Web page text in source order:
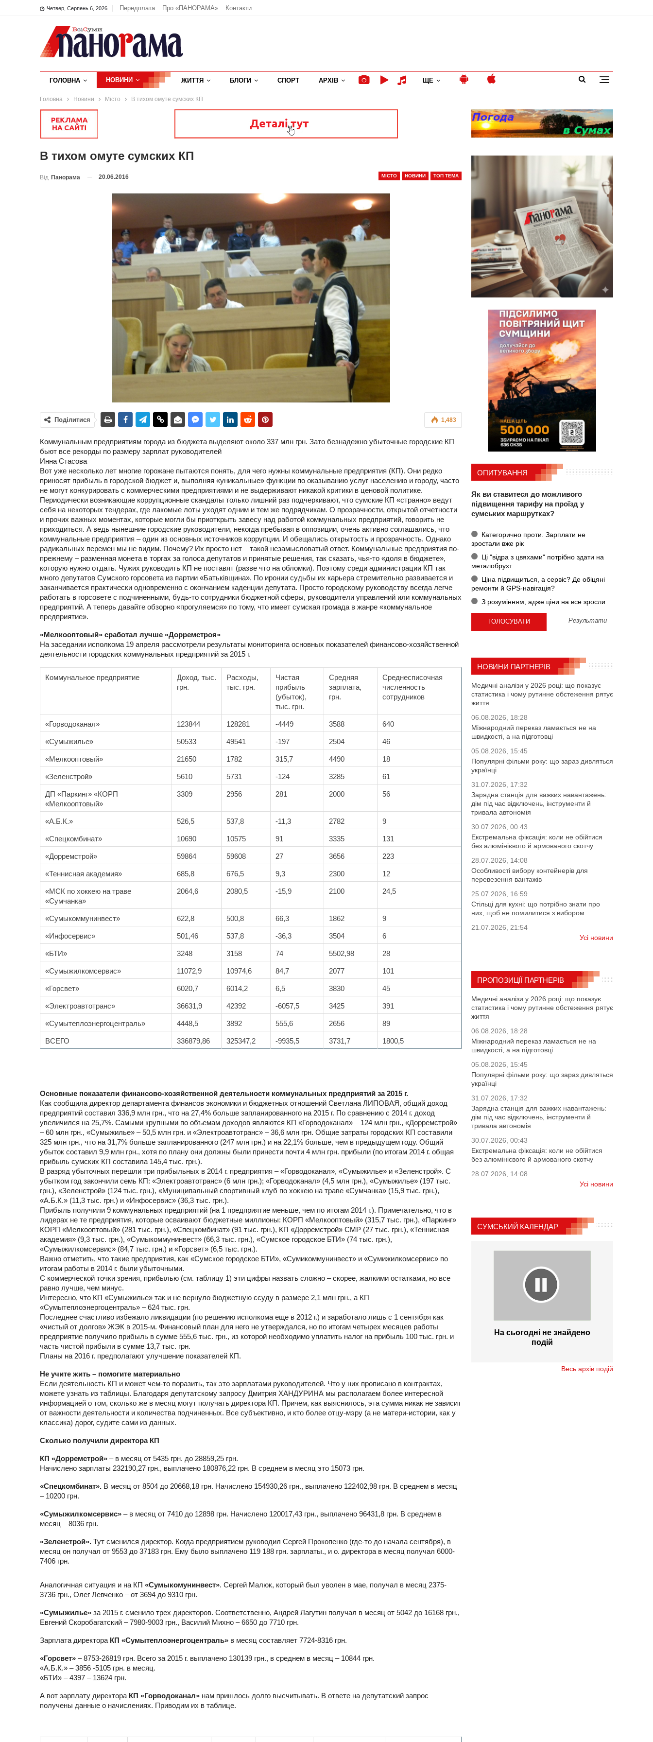
Четвер, Серпень 6, 2026 Передплата Про «ПАНОРАМА» Контакти
ГОЛОВНА НОВИНИ ЖИТТЯ БЛОГИ СПОРТ АРХІВ ЩЕ
Головна Новини Місто В тихом омуте сумских КП
В тихом омуте сумских КП
МІСТО НОВИНИ ТОП ТЕМА
Від Панорама 20.06.2016
1,483
Поділитися
Коммунальным предприятиям города из бюджета выделяют около 337 млн грн. Зато безнадежно убыточные городские КП
бьют все рекорды по размеру зарплат руководителей
Инна Стасова
Вот уже несколько лет многие горожане пытаются понять, для чего нужны коммунальные предприятия (КП). Они редко
приносят прибыль в городской бюджет и, выполняя «уникальные» функции по оказыванию услуг населению и городу, часто
не могут конкурировать с коммерческими предприятиями и не выдерживают никакой критики в ценовой политике.
Периодически возникающие коррупционные скандалы только лишний раз подчеркивают, что сумские КП «странно» ведут
себя на некоторых тендерах, где лакомые лоты уходят одним и тем же подрядчикам. О прозрачности, открытой отчетности
и прочих важных моментах, которые могли бы приоткрыть завесу над работой коммунальных предприятий, говорить не
приходиться. А ведь нынешние городские руководители, некогда пребывая в оппозиции, очень активно соглашались, что
коммунальные предприятия – один из основных источников коррупции. И обещались открытость и прозрачность. Однако
радикальных перемен мы не видим. Почему? Их просто нет – такой незамысловатый ответ. Коммунальные предприятия по-
прежнему – разменная монета в торгах за голоса депутатов и принятые решения, так сказать, чья-то «доля в бюджете»,
которую нужно отдать. Чужих руководить КП не поставят (разве что на обломки). Поэтому среди администрации КП так
много депутатов Сумского горсовета из партии «Батьківщина». По иронии судьбы их карьера стремительно развивается и
заканчивается практически одновременно с окончанием каденции депутата. Просто городскому руководству всегда легче
работать в горсовете с подчиненными, будь-то сотрудники бюджетной сферы, руководители управлений или коммунальных
предприятий. А теперь давайте обзорно «прогуляемся» по тому, что имеет сумская громада в жанре «коммунальное
предприятие».
«Мелкооптовый» сработал лучше «Дорремстроя»
На заседании исполкома 19 апреля рассмотрели результаты мониторинга основных показателей финансово-хозяйственной
деятельности городских коммунальных предприятий за 2015 г.
Коммунальное предприятие
Доход, тыс.
грн.
Расходы,
тыс. грн.
Чистая
прибыль
(убыток),
тыс. грн.
Средняя
зарплата,
грн.
Среднесписочная
численность
сотрудников
«Горводоканал» 123844 128281 -4449 3588 640
«Сумыжилье» 50533 49541 -197 2504 46
«Мелкооптовый» 21650 1782 315,7 4490 18
«Зеленстрой» 5610 5731 -124 3285 61
ДП «Паркинг» «КОРП
«Мелкооптовый»
3309 2956 281 2000 56
«А.Б.К.» 526,5 537,8 -11,3 2782 9
«Спецкомбинат» 10690 10575 91 3335 131
«Дорремстрой» 59864 59608 27 3656 223
«Теннисная академия» 685,8 676,5 9,3 2300 12
«МСК по хоккею на траве
«Сумчанка»
2064,6 2080,5 -15,9 2100 24,5
«Сумыкоммунинвест» 622,8 500,8 66,3 1862 9
«Инфосервис» 501,46 537,8 -36,3 3504 6
«БТИ» 3248 3158 74 5502,98 28
«Сумыжилкомсервис» 11072,9 10974,6 84,7 2077 101
«Горсвет» 6020,7 6014,2 6,5 3830 45
«Электроавтотранс» 36631,9 42392 -6057,5 3425 391
«Сумытеплоэнергоцентраль» 4448,5 3892 555,6 2656 89
ВСЕГО 336879,86 325347,2 -9935,5 3731,7 1800,5
Основные показатели финансово-хозяйственной деятельности коммунальных предприятий за 2015 г.
Как сообщила директор департамента финансов экономики и бюджетных отношений Светлана ЛИПОВАЯ, общий доход
предприятий составил 336,9 млн грн., что на 27,4% больше запланированного на 2015 г. По сравнению с 2014 г. доход
увеличился на 25,7%. Самыми крупными по объемам доходов являются КП «Горводоканал» – 124 млн грн., «Дорремстрой»
– 60 млн грн., «Сумыжилье» – 50,5 млн грн. и «Электроавтотранс» – 36,6 млн грн. Общие затраты городских КП составили
325 млн грн., что на 31,7% больше запланированного (247 млн грн.) и на 22,1% больше, чем в предыдущем году. Общий
убыток составил 9,9 млн грн., хотя по плану они должны были принести почти 4 млн грн. прибыли (по итогам 2014 г. общая
прибыль сумских КП составила 145,4 тыс. грн.).
В разряд убыточных перешли три прибыльных в 2014 г. предприятия – «Горводоканал», «Сумыжилье» и «Зеленстрой». С
убытком год закончили семь КП: «Электроавтотранс» (6 млн грн.); «Горводоканал» (4,5 млн грн.), «Сумыжилье» (197 тыс.
грн.), «Зеленстрой» (124 тыс. грн.), «Муниципальный спортивный клуб по хоккею на траве «Сумчанка» (15,9 тыс. грн.),
«А.Б.К.» (11,3 тыс. грн.) и «Инфосервис» (36,3 тыс. грн.).
Прибыль получили 9 коммунальных предприятий (на 1 предприятие меньше, чем по итогам 2014 г.). Примечательно, что в
лидерах не те предприятия, которые осваивают бюджетные миллионы: КОРП «Мелкооптовый» (315,7 тыс. грн.), «Паркинг»
КОРП «Мелкооптовый» (281 тыс. грн.), «Спецкомбинат» (91 тыс. грн.), КП «Дорремстрой» СМР (27 тыс. грн.), «Теннисная
академия» (9,3 тыс. грн.), «Сумыкоммунинвест» (66,3 тыс. грн.), «Сумское городское БТИ» (74 тыс. грн.),
«Сумыжилкомсервис» (84,7 тыс. грн.) и «Горсвет» (6,5 тыс. грн.).
Важно отметить, что такие предприятия, как «Сумское городское БТИ», «Сумикоммунинвест» и «Сумижилкомсервис» по
итогам работы в 2014 г. были убыточными.
С коммерческой точки зрения, прибылью (см. таблицу 1) эти цифры назвать сложно – скорее, жалкими остатками, но все
равно лучше, чем минус.
Интересно, что КП «Сумыжилье» так и не вернуло бюджетную ссуду в размере 2,1 млн грн., а КП
«Сумытеплоэнергоцентраль» – 624 тыс. грн.
Последнее счастливо избежало ликвидации (по решению исполкома еще в 2012 г.) и заработало лишь с 1 сентября как
«чистый от долгов» ЖЭК в 2015-м. Финансовый план для него не утверждался, но по итогам четырех месяцев работы
предприятие получило прибыль в сумме 555,6 тыс. грн., из которой необходимо уплатить налог на прибыль 100 тыс. грн. и
часть чистой прибыли в сумме 13,7 тыс. грн.
Планы на 2016 г. предполагают улучшение показателей КП.
Не учите жить – помогите материально
Если деятельность КП и может чем-то поразить, так это зарплатами руководителей. Что у них прописано в контрактах,
можете узнать из таблицы. Благодаря депутатскому запросу Дмитрия ХАНДУРИНА мы располагаем более интересной
информацией о том, сколько же в месяц могут получать директора КП. Причем, как выяснилось, эта сумма никак не зависит
от важности деятельности и количества подчиненных. Все субъективно, и кто более отцу-мэру (а не матери-истории, как у
классика) дорог, судите сами из данных.
Сколько получили директора КП
КП «Дорремстрой» – в месяц от 5435 грн. до 28859,25 грн.
Начислено зарплаты 232190,27 грн., выплачено 180876,22 грн. В среднем в месяц это 15073 грн.
«Спецкомбинат». В месяц от 8504 до 20668,18 грн. Начислено 154930,26 грн., выплачено 122402,98 грн. В среднем в месяц
– 10200 грн.
«Сумыжилкомсервис» – в месяц от 7410 до 12898 грн. Начислено 120017,43 грн., выплачено 96431,8 грн. В среднем в
месяц – 8036 грн.
«Зеленстрой». Тут сменился директор. Когда предприятием руководил Сергей Прокопенко (где-то до начала сентября), в
месяц он получал от 9553 до 37183 грн. Ему было выплачено 119 188 грн. зарплаты., и о. директора в месяц получал 6000-
7406 грн.
Аналогичная ситуация и на КП «Сумыкомунинвест». Сергей Малюк, который был уволен в мае, получал в месяц 2375-
3736 грн., Олег Левченко – от 3694 до 9310 грн.
«Сумыжилье» за 2015 г. сменило трех директоров. Соответственно, Андрей Лагутин получал в месяц от 5042 до 16168 грн.,
Евгений Скоробагатский – 7980-9003 грн., Василий Михно – 6650 до 7710 грн.
Зарплата директора КП «Сумытеплоэнергоцентраль» в месяц составляет 7724-8316 грн.
«Горсвет» – 8753-26819 грн. Всего за 2015 г. выплачено 130139 грн., в среднем в месяц – 10844 грн.
«А.Б.К.» – 3856 -5105 грн. в месяц.
«БТИ» – 4397 – 13624 грн.
А вот зарплату директора КП «Горводоканал» нам пришлось долго высчитывать. В ответе на депутатский запрос
получены данные о начислениях. Приводим их в таблице.
ОПИТУВАННЯ
Як ви ставитеся до можливого
підвищення тарифу на проїзд у
сумських маршрутках?
Категорично проти. Зарплати не
зростали вже рік
Ці "відра з цвяхами" потрібно здати на
металобрухт
Ціна підвищиться, а сервіс? Де обіцяні
ремонти й GPS-навігація?
З розумінням, адже ціни на все зросли
Результати
НОВИНИ ПАРТНЕРІВ
Медичні аналізи у 2026 році: що показує
статистика і чому рутинне обстеження рятує
життя
06.08.2026, 18:28
Міжнародний переказ ламається не на
швидкості, а на підготовці
05.08.2026, 15:45
Популярні фільми року: що зараз дивляться
українці
31.07.2026, 17:32
Зарядна станція для важких навантажень:
дім під час відключень, інструменти й
тривала автономія
30.07.2026, 00:43
Екстремальна фіксація: коли не обійтися
без алюмінієвого й армованого скотчу
28.07.2026, 14:08
Особливості вибору контейнерів для
перевезення вантажів
25.07.2026, 16:59
Стільці для кухні: що потрібно знати про
них, щоб не помилитися з вибором
21.07.2026, 21:54
Усі новини
ПРОПОЗИЦІЇ ПАРТНЕРІВ
Медичні аналізи у 2026 році: що показує
статистика і чому рутинне обстеження рятує
життя
06.08.2026, 18:28
Міжнародний переказ ламається не на
швидкості, а на підготовці
05.08.2026, 15:45
Популярні фільми року: що зараз дивляться
українці
31.07.2026, 17:32
Зарядна станція для важких навантажень:
дім під час відключень, інструменти й
тривала автономія
30.07.2026, 00:43
Екстремальна фіксація: коли не обійтися
без алюмінієвого й армованого скотчу
28.07.2026, 14:08
Усі новини
СУМСЬКИЙ КАЛЕНДАР
На сьогодні не знайдено
подій
Весь архів подій